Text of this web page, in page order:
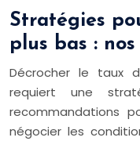
Stratégies
plus bas : nos
Décrocher le taux
requiert une
recommandations
négocier les